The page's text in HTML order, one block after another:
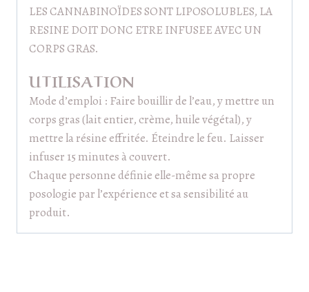
LES CANNABINOÏDES SONT LIPOSOLUBLES, LA
RESINE DOIT DONC ETRE INFUSEE AVEC UN
CORPS GRAS.
UTILISATION
Mode d’emploi : Faire bouillir de l’eau, y mettre un
corps gras (lait entier, crème, huile végétal), y
mettre la résine effritée. Éteindre le feu. Laisser
infuser 15 minutes à couvert.
Chaque personne définie elle-même sa propre
posologie par l’expérience et sa sensibilité au
produit.